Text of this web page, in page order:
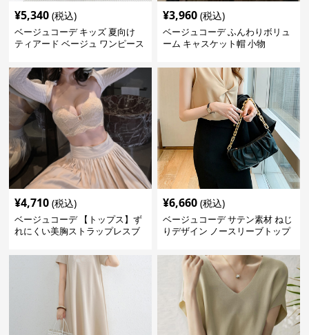
¥5,340 (税込)
ベージュコーデ キッズ 夏向け
ティアード ベージュ ワンピース
¥3,960 (税込)
ベージュコーデ ふんわりボリュ
ーム キャスケット帽 小物
¥4,710 (税込)
ベージュコーデ 【トップス】ず
れにくい美胸ストラップレスブ
¥6,660 (税込)
ベージュコーデ サテン素材 ねじ
りデザイン ノースリーブトップ